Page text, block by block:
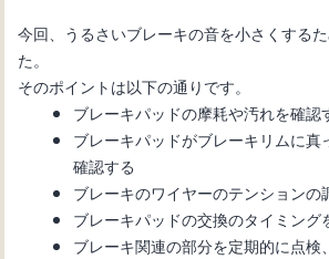
今回、うるさいブレーキの音を小さくする
た。
そのポイントは以下の通りです。
ブレーキパッドの摩耗や汚れを確認
ブレーキパッドがブレーキリムに
確認する
ブレーキのワイヤーのテンションの
ブレーキパッドの交換のタイミング
ブレーキ関連の部分を定期的に点検